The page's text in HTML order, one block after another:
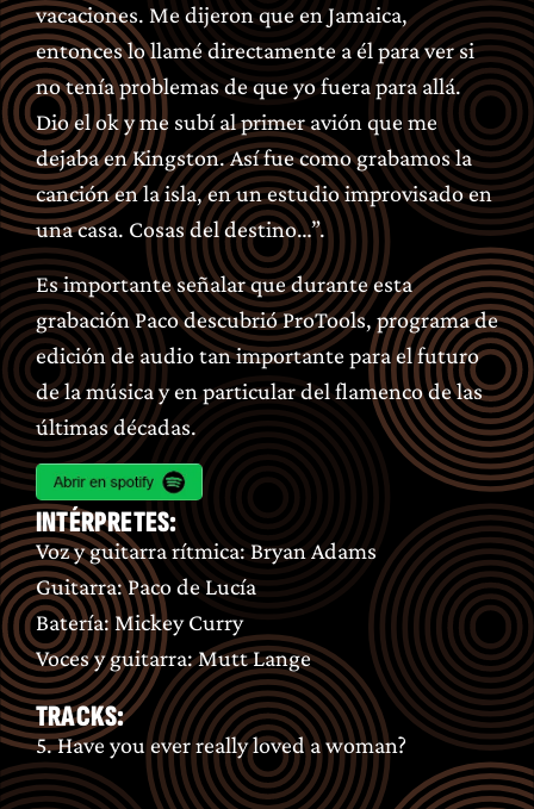
vacaciones. Me dijeron que en Jamaica,
entonces lo llamé directamente a él para ver si
no tenía problemas de que yo fuera para allá.
Dio el ok y me subí al primer avión que me
dejaba en Kingston. Así fue como grabamos la
canción en la isla, en un estudio improvisado en
una casa. Cosas del destino…”.
Es importante señalar que durante esta
grabación Paco descubrió ProTools, programa de
edición de audio tan importante para el futuro
de la música y en particular del flamenco de las
últimas décadas.
INTÉRPRETES:
Voz y guitarra rítmica: Bryan Adams
Guitarra: Paco de Lucía
Batería: Mickey Curry
Voces y guitarra: Mutt Lange
TRACKS:
5. Have you ever really loved a woman?